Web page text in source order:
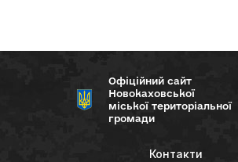
Офіційний сайт
Новокаховської
міської територіальної
громади
Контакти